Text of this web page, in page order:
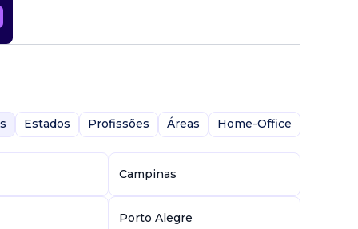
Estados Profissões Áreas Home-Office
Campinas
Porto Alegre